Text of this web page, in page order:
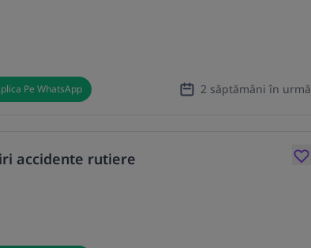
Pe WhatsApp 2 săptămâni în urmă
accidente rutiere